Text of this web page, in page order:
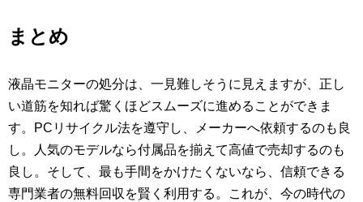
まとめ
液晶モニターの処分は、一見難しそうに見えますが、正し
い道筋を知れば驚くほどスムーズに進めることができま
す。PCリサイクル法を遵守し、メーカーへ依頼するのも良
し。人気のモデルなら付属品を揃えて高値で売却するのも
良し。そして、最も手間をかけたくないなら、信頼できる
専門業者の無料回収を賢く利用する。これが、今の時代の